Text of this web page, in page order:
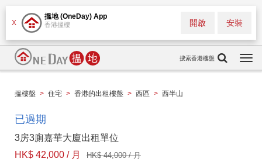
X
搵地 (OneDay) App
香港搵樓 安裝
開啟
搜索香港樓盤
搵樓盤 > 住宅 > 香港的出租樓盤 > 西區 > 西半山
已過期
3房3廁嘉華大廈出租單位
HK$ 42,000 / 月
HK$ 44,000 / 月